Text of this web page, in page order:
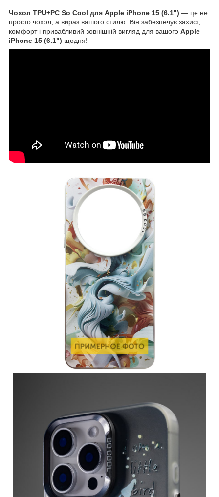
Чохол TPU+PC So Cool для Apple iPhone 15 (6.1") — це не
просто чохол, а вираз вашого стилю. Він забезпечує захист,
комфорт і привабливий зовнішній вигляд для вашого Apple
iPhone 15 (6.1") щодня!